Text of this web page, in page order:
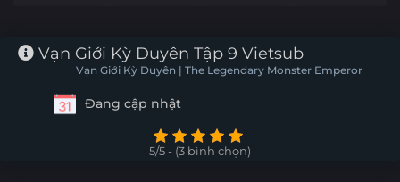
Tập 16 Tập 15 Tập 14 Tập 13
Tập 12 Tập 11
Tập 7 Tập 6
Vạn Giới Kỳ Duyên Tập 9 Vietsub
Vạn Giới Kỳ Duyên | The Legendary Monster Emperor
Đang cập nhật
5/5 - (3 bình chọn)